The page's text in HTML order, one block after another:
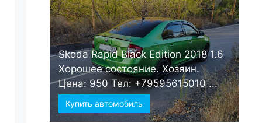
Skoda Rapid Black Edition 2018 1.6
Хорошее состояние. Хозяин.
Цена: 950 Тел: +79595615010 ...
Купить автомобиль